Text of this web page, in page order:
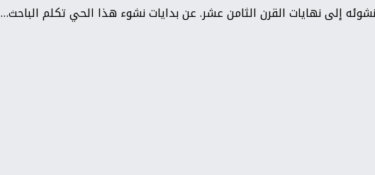
إلى نهايات القرن الثامن عشر. عن بدايات نشوء هذا الحي تكلم الباحث…